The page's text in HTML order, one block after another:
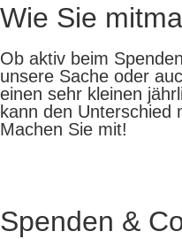
Wie Sie
Ob aktiv beim
unsere Sache oder
einen sehr kleinen
kann den Unterschied
Machen Sie mit!
Spenden &